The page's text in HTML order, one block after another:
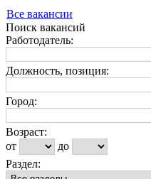
Все вакансии
Поиск вакансий
Работодатель:
Должность, позиция:
Город:
Возраст:
от
до
Раздел: